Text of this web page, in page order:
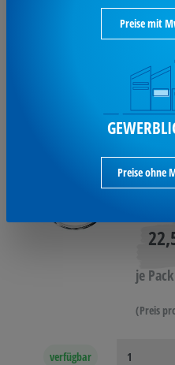
St./
Wedo
2623025
je
(Preis
verfügbar
Preise mit
Preise ohne